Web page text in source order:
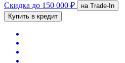
Скидка до 150 000 ₽
на Trade-In
Купить в кредит